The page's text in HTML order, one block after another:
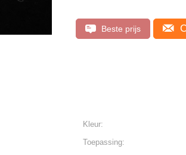
Beste prijs
Kleur:
Toepassing: